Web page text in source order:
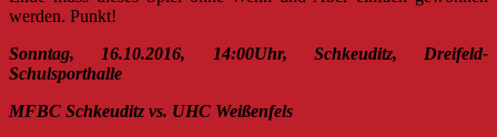
werden. Punkt!
Sonntag, 16.10.2016, 14:00Uhr, Schkeuditz, Dreifeld-
Schulsporthalle
MFBC Schkeuditz vs. UHC Weißenfels